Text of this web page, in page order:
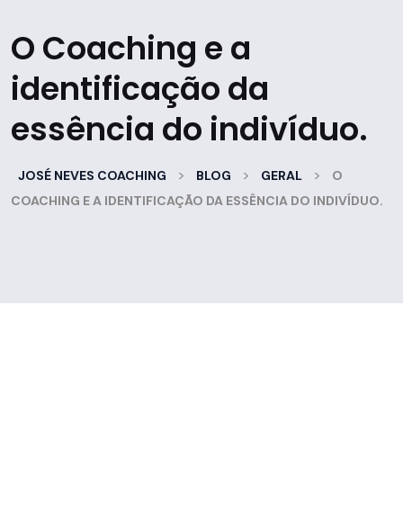
O Coaching e a
identificação da
essência do indivíduo.
JOSÉ NEVES COACHING > BLOG > GERAL >
O
COACHING E A IDENTIFICAÇÃO DA ESSÊNCIA DO INDIVÍDUO.